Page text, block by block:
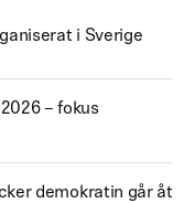
i Sverige
– fokus
demokratin går åt